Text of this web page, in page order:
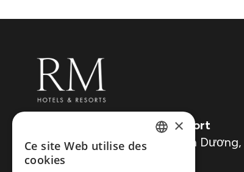
RMH Le Belhamy Beach Resort
W8FF+XGG, Biển Hà My, Điện
Vietnam
×
Ce site Web utilise des
cookies